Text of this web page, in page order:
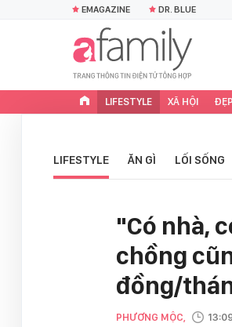
EMAGAZINE DR. BLUE
LIFESTYLE XÃ HỘI ĐẸP
LIFESTYLE ĂN GÌ LỐI SỐNG
"Có nhà,
chồng
đồng/
PHƯƠNG MỘC,